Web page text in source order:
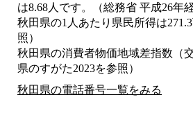
は8.68人です。（総務省 平成26年
秋田県の1人あたり県民所得は
照）
秋田県の消費者物価地域差指数（
県のすがた2023を参照）
秋田県の電話番号一覧をみる